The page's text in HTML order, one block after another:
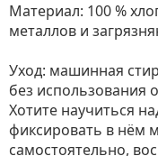
Материал: 100 %
металлов и
Уход: машинная
без использования
Хотите научиться
фиксировать в нём
самостоятельно,